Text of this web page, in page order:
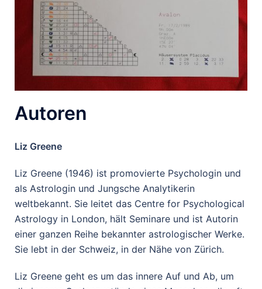
Autoren
Liz Greene
Liz Greene (1946) ist promovierte Psychologin und
als Astrologin und Jungsche Analytikerin
weltbekannt. Sie leitet das Centre for Psychological
Astrology in London, hält Seminare und ist Autorin
einer ganzen Reihe bekannter astrologischer Werke.
Sie lebt in der Schweiz, in der Nähe von Zürich.
Liz Greene geht es um das innere Auf und Ab, um